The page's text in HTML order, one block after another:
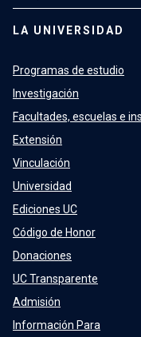
LA UNIVERSIDAD
Programas de estudio
Investigación
Facultades, escuelas e
Extensión
Vinculación
Universidad
Ediciones UC
Código de Honor
Donaciones
UC Transparente
Admisión
Información Para